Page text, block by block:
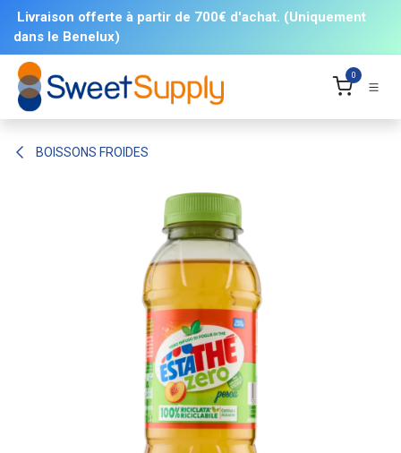
Livraison offerte à partir de 700€ d'achat. (Uniquement
dans le Benelux)
0
BOISSONS FROIDES